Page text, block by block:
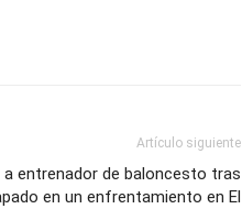
Artículo siguiente
a entrenador de baloncesto tras
en un enfrentamiento en El